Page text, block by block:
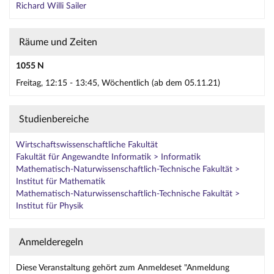
Richard Willi Sailer
Räume und Zeiten
1055 N
Freitag, 12:15 - 13:45, Wöchentlich (ab dem 05.11.21)
Studienbereiche
Wirtschaftswissenschaftliche Fakultät
Fakultät für Angewandte Informatik > Informatik
Mathematisch-Naturwissenschaftlich-Technische Fakultät >
Institut für Mathematik
Mathematisch-Naturwissenschaftlich-Technische Fakultät >
Institut für Physik
Anmelderegeln
Diese Veranstaltung gehört zum Anmeldeset "Anmeldung